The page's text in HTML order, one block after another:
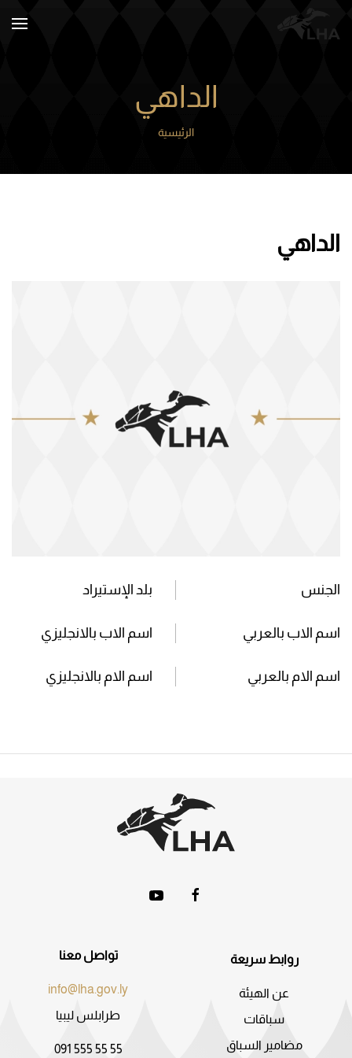
الداهي
الرئيسية
الداهي
الجنس بلد الإستيراد
اسم الاب بالعربي اسم الاب بالانجليزي
اسم الام بالعربي اسم الام بالانجليزي
روابط سريعة
عن الهيئة
سباقات
مضامير السباق
تواصل معنا
info@lha.gov.ly
طرابلس ليبيا
091 555 55 55